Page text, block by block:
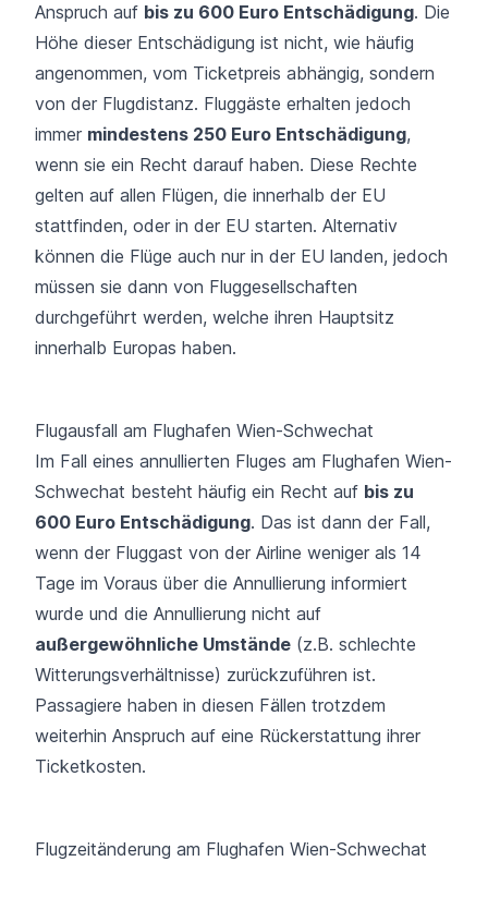
Anspruch auf bis zu 600 Euro Entschädigung. Die
Höhe dieser Entschädigung ist nicht, wie häufig
angenommen, vom Ticketpreis abhängig, sondern
von der Flugdistanz. Fluggäste erhalten jedoch
immer mindestens 250 Euro Entschädigung,
wenn sie ein Recht darauf haben. Diese Rechte
gelten auf allen Flügen, die innerhalb der EU
stattfinden, oder in der EU starten. Alternativ
können die Flüge auch nur in der EU landen, jedoch
müssen sie dann von Fluggesellschaften
durchgeführt werden, welche ihren Hauptsitz
innerhalb Europas haben.
Flugausfall am Flughafen Wien-Schwechat
Im Fall eines annullierten Fluges am Flughafen Wien-
Schwechat besteht häufig ein Recht auf bis zu
600 Euro Entschädigung. Das ist dann der Fall,
wenn der Fluggast von der Airline weniger als 14
Tage im Voraus über die Annullierung informiert
wurde und die Annullierung nicht auf
außergewöhnliche Umstände (z.B. schlechte
Witterungsverhältnisse) zurückzuführen ist.
Passagiere haben in diesen Fällen trotzdem
weiterhin Anspruch auf eine Rückerstattung ihrer
Ticketkosten.
Flugzeitänderung am Flughafen Wien-Schwechat